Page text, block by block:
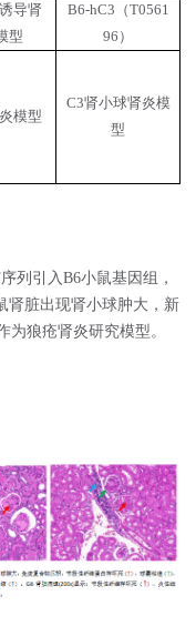
导肾
型
B6-hC3（T0561
96 ）
模型
C3肾小球肾炎模
型
列引入B6小鼠基因组，
肾脏出现肾小球肿大，新
为狼疮肾炎研究模型。